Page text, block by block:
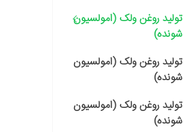
تولید روغن ولک (امولسیون
شونده)
تولید روغن ولک (امولسیون
شونده)
تولید روغن ولک (امولسیون
شونده)